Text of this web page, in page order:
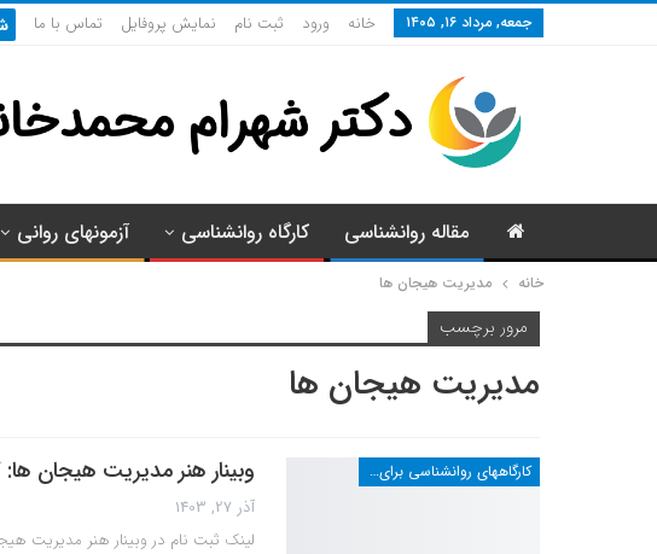
جمعه, مرداد ۱۶, ۱۴۰۵ خانه ورود ثبت نام نمایش پروفایل تماس با ما
مقاله روانشناسی کارگاه روانشناسی آزمونهای روانی
خانه مدیریت هیجان ها
مرور برچسب
مدیریت هیجان ها
کارگاههای روانشناسی برای عموم وبینار هنر مدیریت هیجان ها:
آذر 27, 1403
لینک ثبت نام در وبینار هنر مدیریت